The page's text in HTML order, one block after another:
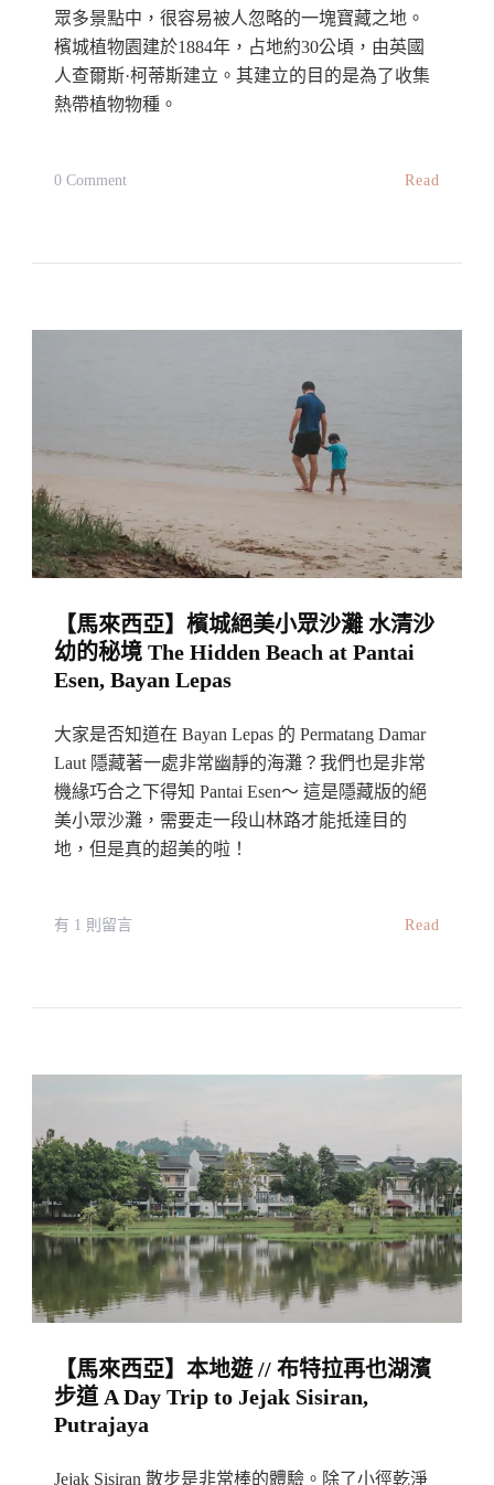
體
驗
園
區：
眾多景點中，很容易被人忽略的一塊寶藏之地。
檳城植物園建於1884年，占地約30公頃，由英國
人查爾斯·柯蒂斯建立。其建立的目的是為了收集
熱帶植物物種。
0 CommentOn
植
園：
週
親
子
活
動
好
據
點
What
Do
Botanic
Penang
Read
【馬來西亞】檳城絕美小眾沙灘 水清沙
幼的秘境 The Hidden Beach at Pantai
Esen, Bayan Lepas
大家是否知道在 Bayan Lepas 的 Permatang Damar
Laut 隱藏著一處非常幽靜的海灘？我們也是非常
機緣巧合之下得知 Pantai Esen～ 這是隱藏版的絕
美小眾沙灘，需要走一段山林路才能抵達目的
地，但是真的超美的啦！
在
絕
美
小
眾
灘
沙
幼
有 1 則留言 Read
【馬來西亞】本地遊 // 布特拉再也湖濱
步道 A Day Trip to Jejak Sisiran,
Putrajaya
Jejak Sisiran 散步是非常棒的體驗。除了小徑乾淨